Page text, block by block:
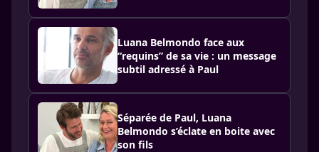
Luana Belmondo face aux
“requins” de sa vie : un message
subtil adressé à Paul
Séparée de Paul, Luana
Belmondo s’éclate en boite avec
son fils